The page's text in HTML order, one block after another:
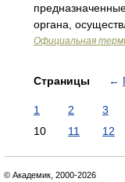
органа,
Официальная
Страницы ←
1 2 3
10
11 12
© Академик, 2000-2026